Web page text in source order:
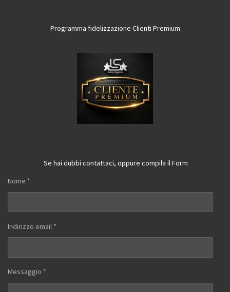
Programma fidelizzazione Clienti Premium
Se hai dubbi contattaci, oppure compila il Form
Nome *
Indirizzo email *
Messaggio *